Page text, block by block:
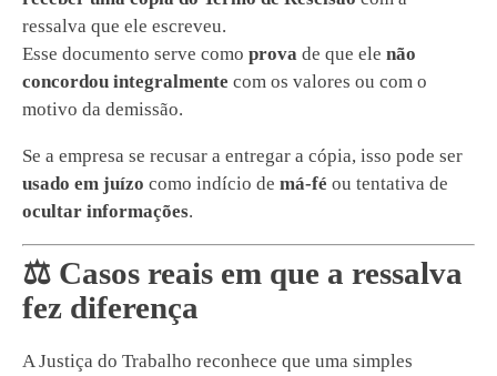
ressalva que ele escreveu.
Esse documento serve como prova de que ele não
concordou integralmente com os valores ou com o
motivo da demissão.
Se a empresa se recusar a entregar a cópia, isso pode ser
usado em juízo como indício de má-fé ou tentativa de
ocultar informações.
⚖️ Casos reais em que a ressalva
fez diferença
A Justiça do Trabalho reconhece que uma simples